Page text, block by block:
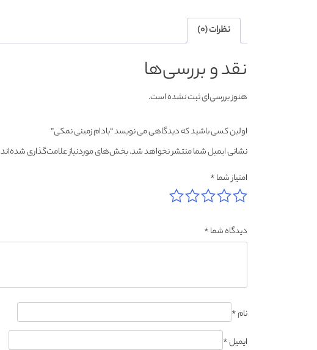
نظرات (0)
نقد و بررسی‌ها
هنوز بررسی‌ای ثبت نشده است.
اولین کسی باشید که دیدگاهی می نویسد “بادام زمینی نمکی”
نشانی ایمیل شما منتشر نخواهد شد.بخش‌های موردنیاز علامت‌گذاری شده‌اند
امتیاز شما*
دیدگاه شما*
نام*
ایمیل*